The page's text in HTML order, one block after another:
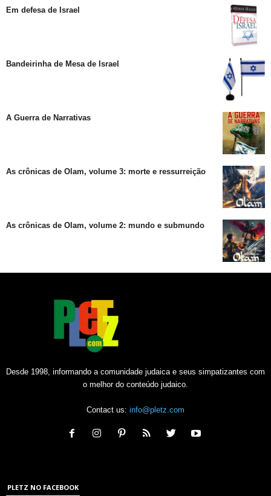
Em defesa de Israel
Bandeirinha de Mesa de Israel
A Guerra de Narrativas
As crônicas de Olam, volume 3: morte e ressurreição
As crônicas de Olam, volume 2: mundo e submundo
Desde 1998, informando a comunidade judaica e seus simpatizantes com
o melhor do conteúdo judaico.
Contact us: info@pletz.com
PLETZ NO FACEBOOK